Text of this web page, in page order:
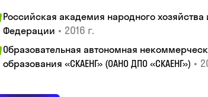
Российская академия народного
Федерации • 2016 г.
Образовательная автономная
образования «СКАЕНГ» (ОАНО ДПО «СКАЕНГ») •